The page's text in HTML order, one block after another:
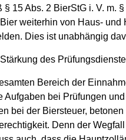
§ 15 Abs. 2 BierStG i. V. m.
weiterhin von Haus-
Dies ist unabhängig
des
Bereich der
Aufgaben bei Prüfungen
bei der Biersteuer,
Denn der